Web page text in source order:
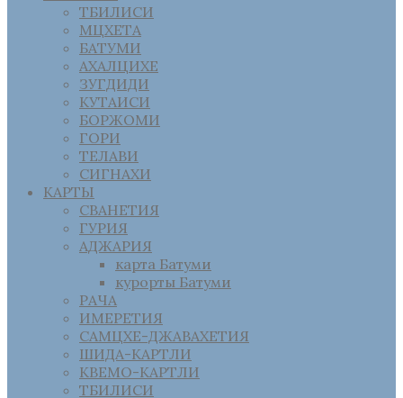
ТБИЛИСИ
МЦХЕТА
БАТУМИ
АХАЛЦИХЕ
ЗУГДИДИ
КУТАИСИ
БОРЖОМИ
ГОРИ
ТЕЛАВИ
СИГНАХИ
КАРТЫ
СВАНЕТИЯ
ГУРИЯ
АДЖАРИЯ
карта Батуми
курорты Батуми
РАЧА
ИМЕРЕТИЯ
САМЦХЕ-ДЖАВАХЕТИЯ
ШИДА-КАРТЛИ
КВЕМО-КАРТЛИ
ТБИЛИСИ